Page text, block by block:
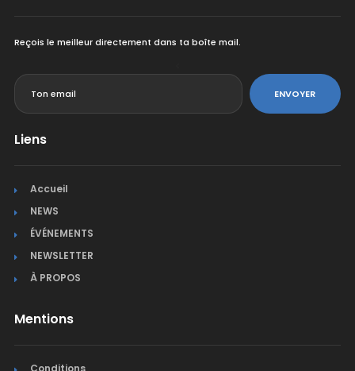
Reçois le meilleur directement dans ta boîte mail.
ENVOYER
Liens
Accueil
NEWS
ÉVÉNEMENTS
NEWSLETTER
À PROPOS
Mentions
Conditions